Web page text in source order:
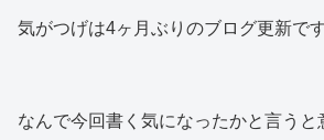
気がつげは4ヶ月ぶりのブログ更新です
なんで今回書く気になったかと言うと